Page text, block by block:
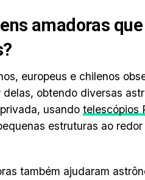
amadoras que
europeus e chilenos
obtendo diversas
usando telescópios
estruturas ao
também ajudaram